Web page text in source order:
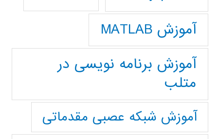
آموزش MATLAB
آموزش برنامه نویسی در
متلب
آموزش شبکه عصبی مقدماتی